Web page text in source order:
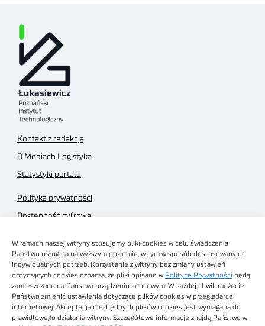
W ramach naszej witryny stosujemy pliki cookies w celu świadczenia
Państwu usług na najwyższym poziomie, w tym w sposób dostosowany do
indywidualnych potrzeb. Korzystanie z witryny bez zmiany ustawień
dotyczących cookies oznacza, że pliki opisane w Polityce Prywatności będą
zamieszczane na Państwa urządzeniu końcowym. W każdej chwili możecie
Państwo zmienić ustawienia dotyczące plików cookies w przeglądarce
internetowej. Akceptacja niezbędnych plików cookies jest wymagana do
prawidłowego działania witryny. Szczegółowe informacje znajdą Państwo w
Kontakt z redakcją
O Mediach Logistyka
Statystyki portalu
Polityka prywatności
Dostępność cyfrowa
Regulamin sklepu
Obrazy stockowe